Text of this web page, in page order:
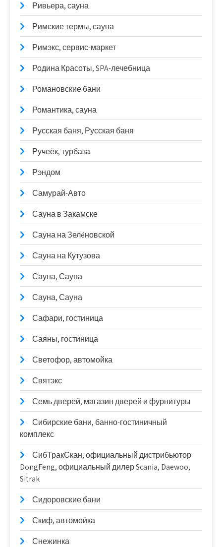
Ривьера, сауна
Римские термы, сауна
Римэкс, сервис-маркет
Родина Красоты, SPA-лечебница
Романовские бани
Романтика, сауна
Русская баня, Русская баня
Ручеёк, турбаза
Рэндом
Самурай-Авто
Сауна в Закамске
Сауна на Зелëновской
Сауна на Кутузова
Сауна, Сауна
Сауна, Сауна
Сафари, гостиница
Саяны, гостиница
Светофор, автомойка
Святэкс
Семь дверей, магазин дверей и фурнитуры
Сибирские бани, банно-гостиничный
комплекс
СибТракСкан, официальный дистрибьютор
DongFeng, официальный дилер Scania, Daewoo,
Sitrak
Сидоровские бани
Скиф, автомойка
Снежинка